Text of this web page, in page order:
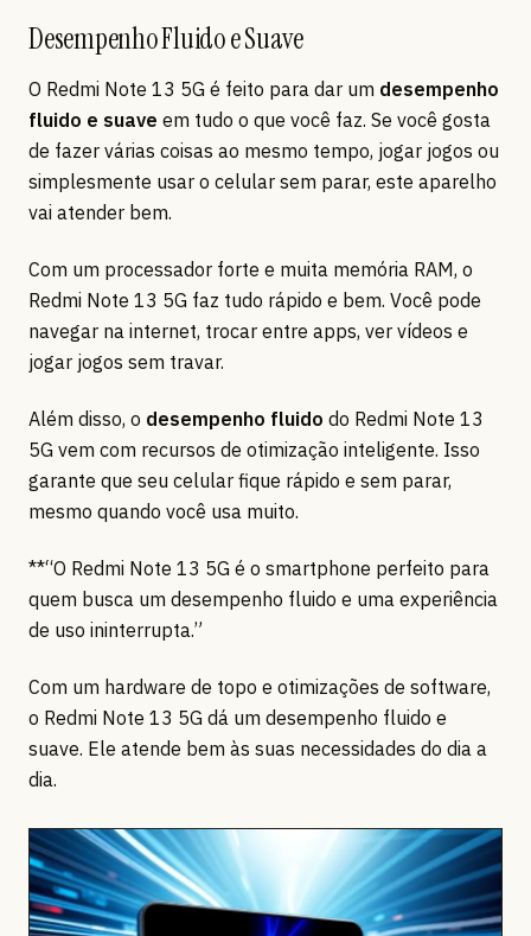
Desempenho Fluido e Suave
O Redmi Note 13 5G é feito para dar um desempenho
fluido e suave em tudo o que você faz. Se você gosta
de fazer várias coisas ao mesmo tempo, jogar jogos ou
simplesmente usar o celular sem parar, este aparelho
vai atender bem.
Com um processador forte e muita memória RAM, o
Redmi Note 13 5G faz tudo rápido e bem. Você pode
navegar na internet, trocar entre apps, ver vídeos e
jogar jogos sem travar.
Além disso, o desempenho fluido do Redmi Note 13
5G vem com recursos de otimização inteligente. Isso
garante que seu celular fique rápido e sem parar,
mesmo quando você usa muito.
**“O Redmi Note 13 5G é o smartphone perfeito para
quem busca um desempenho fluido e uma experiência
de uso ininterrupta.”
Com um hardware de topo e otimizações de software,
o Redmi Note 13 5G dá um desempenho fluido e
suave. Ele atende bem às suas necessidades do dia a
dia.